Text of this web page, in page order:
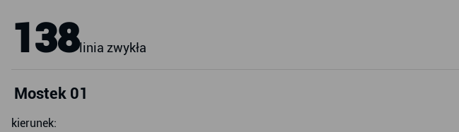
138linia zwykła
Mostek 01
kierunek: